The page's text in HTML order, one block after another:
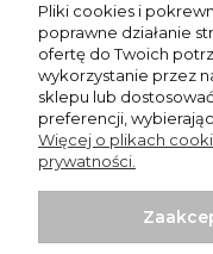
Zwrot zakupów
Informacje
Pliki cookies i
poprawne działanie
ofertę do Twoich
wykorzystanie przez
sklepu lub
preferencji,
Więcej o plikach
prywatności.